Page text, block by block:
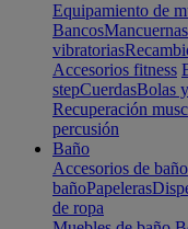
Equipamiento de
BancosMancuernas
vibratorias
Accesorios fitness
stepCuerdasBolas
Recuperación
percusión
Baño
Accesorios de baño
bañoPapeleras
de ropa